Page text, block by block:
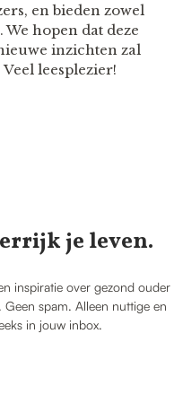
en bieden zowel
hopen dat deze
inzichten zal
leesplezier!
je leven.
inspiratie over gezond ouder
spam. Alleen nuttige en
in jouw inbox.